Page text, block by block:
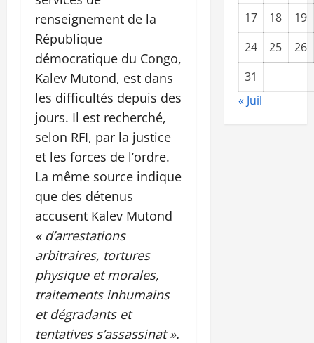
renseignement de la
République
démocratique du Congo,
Kalev Mutond, est dans
les difficultés depuis des
jours. Il est recherché,
selon RFI, par la justice
et les forces de l’ordre.
La même source indique
que des détenus
accusent Kalev Mutond
« d’arrestations
arbitraires, tortures
physique et morales,
traitements inhumains
et dégradants et
tentatives s’assassinat ».
17
18
19
24
25
26
31
« Juil